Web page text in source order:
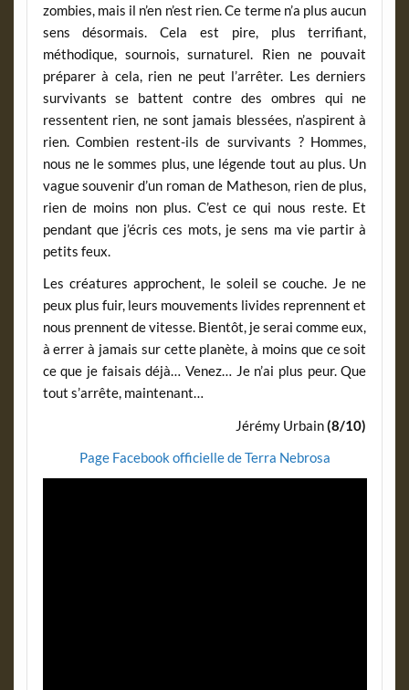
zombies, mais il n’en n’est rien. Ce terme n’a plus aucun
sens désormais. Cela est pire, plus terrifiant,
méthodique, sournois, surnaturel. Rien ne pouvait
préparer à cela, rien ne peut l’arrêter. Les derniers
survivants se battent contre des ombres qui ne
ressentent rien, ne sont jamais blessées, n’aspirent à
rien. Combien restent-ils de survivants ? Hommes,
nous ne le sommes plus, une légende tout au plus. Un
vague souvenir d’un roman de Matheson, rien de plus,
rien de moins non plus. C’est ce qui nous reste. Et
pendant que j’écris ces mots, je sens ma vie partir à
petits feux.
Les créatures approchent, le soleil se couche. Je ne
peux plus fuir, leurs mouvements livides reprennent et
nous prennent de vitesse. Bientôt, je serai comme eux,
à errer à jamais sur cette planète, à moins que ce soit
ce que je faisais déjà… Venez… Je n’ai plus peur. Que
tout s’arrête, maintenant…
Jérémy Urbain(8/10)
Page Facebook officielle de Terra Nebrosa